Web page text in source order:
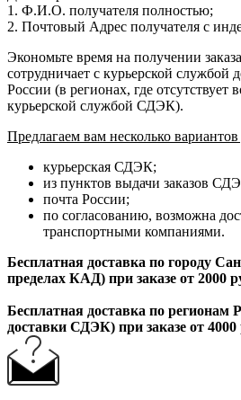
1. Ф.И.О. получателя полностью;
2. Почтовый Адрес получателя с
Экономьте время на получении
сотрудничает с курьерской
России (в регионах, где отсутствует
курьерской службой СДЭК).
Предлагаем вам несколько вариантов
курьерская СДЭК;
из пунктов выдачи заказов
почта России;
по согласованию, возможна
транспортными компаниями.
Бесплатная доставка по городу
пределах КАД) при заказе от 2000
Бесплатная доставка по регионам
доставки СДЭК) при заказе от 4000